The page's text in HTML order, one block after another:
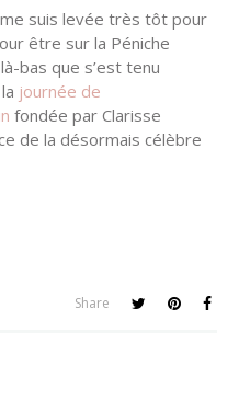
suis levée très tôt pour
être sur la Péniche
bas que s’est tenu
journée de
fondée par Clarisse
de la désormais célèbre
Share